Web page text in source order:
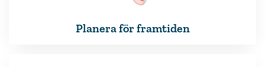
Planera för framtiden